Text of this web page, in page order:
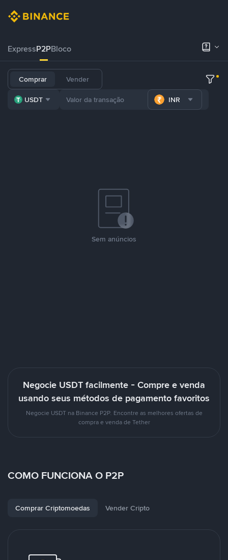
ExpressP2PBloco
Comprar Vender
USDT INR
Sem anúncios
Negocie USDT facilmente - Compre e venda
usando seus métodos de pagamento favoritos
Negocie USDT na Binance P2P. Encontre as melhores ofertas de
compra e venda de Tether
COMO FUNCIONA O P2P
Comprar Criptomoedas Vender Cripto